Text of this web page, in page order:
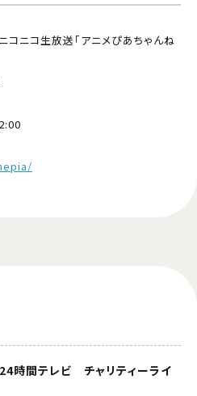
コニコ生放送「アニメぴあちゃんね
時間テレビ チャリティーライ